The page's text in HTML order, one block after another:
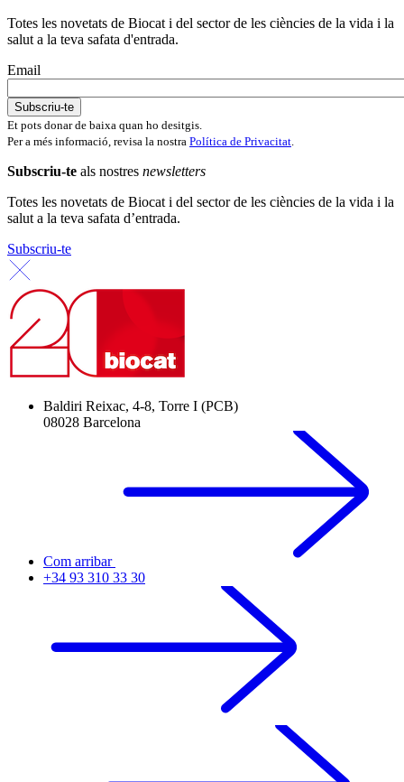
Totes les novetats de Biocat i del sector de les ciències de la vida i la
salut a la teva safata d'entrada.
Email
Et pots donar de baixa quan ho desitgis.
Per a més informació, revisa la nostra Política de Privacitat
Subscriu-te als nostres newsletters
Totes les novetats de Biocat i del sector de les ciències de la vida i la
salut a la teva safata d’entrada.
Subscriu-te
Baldiri Reixac, 4-8, Torre I (PCB)
08028 Barcelona
Com arribar
+34 93 310 33 30